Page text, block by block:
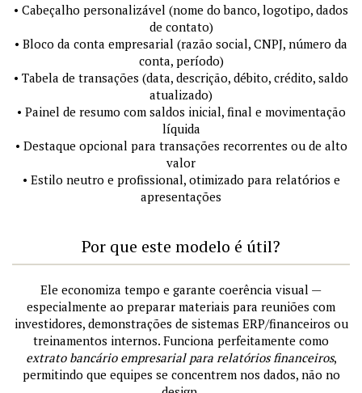
• Cabeçalho personalizável (nome do banco, logotipo, dados
de contato)
• Bloco da conta empresarial (razão social, CNPJ, número da
conta, período)
• Tabela de transações (data, descrição, débito, crédito, saldo
atualizado)
• Painel de resumo com saldos inicial, final e movimentação
líquida
• Destaque opcional para transações recorrentes ou de alto
valor
• Estilo neutro e profissional, otimizado para relatórios e
apresentações
Por que este modelo é útil?
Ele economiza tempo e garante coerência visual —
especialmente ao preparar materiais para reuniões com
investidores, demonstrações de sistemas ERP/financeiros ou
treinamentos internos. Funciona perfeitamente como
extrato bancário empresarial para relatórios financeiros,
permitindo que equipes se concentrem nos dados, não no